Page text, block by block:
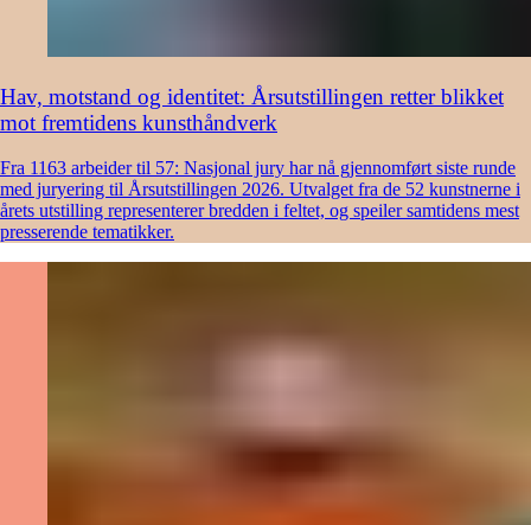
Hav, motstand og identitet: Årsutstillingen retter blikket
mot fremtidens kunsthåndverk
Fra 1163 arbeider til 57: Nasjonal jury har nå gjennomført siste runde
med juryering til Årsutstillingen 2026. Utvalget fra de 52 kunstnerne i
årets utstilling representerer bredden i feltet, og speiler samtidens mest
presserende tematikker.